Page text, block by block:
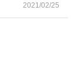
2021/02/25